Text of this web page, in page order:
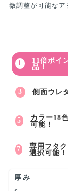
微調整が可能なア
11倍ポイ
品！
側面ウレ
カラー18
可能！
専用フタ
選択可能！
厚み